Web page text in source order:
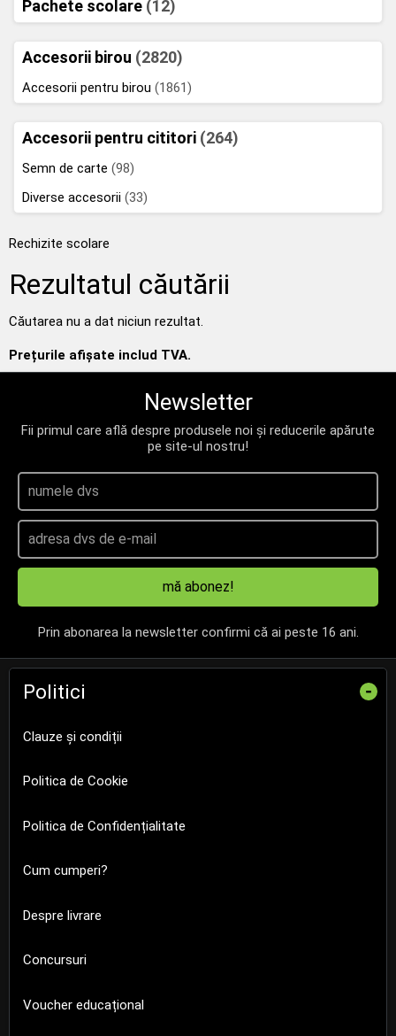
Pachete scolare (12)
Accesorii birou (2820)
Accesorii pentru birou (1861)
Accesorii pentru cititori (264)
Semn de carte (98)
Diverse accesorii (33)
Rechizite scolare
Rezultatul căutării
Căutarea nu a dat niciun rezultat.
Prețurile afișate includ TVA.
Newsletter
Fii primul care află despre produsele noi și reducerile apărute
pe site-ul nostru!
mă abonez!
Prin abonarea la newsletter confirmi că ai peste 16 ani.
Politici -
Clauze și condiții
Politica de Cookie
Politica de Confidențialitate
Cum cumperi?
Despre livrare
Concursuri
Voucher educațional